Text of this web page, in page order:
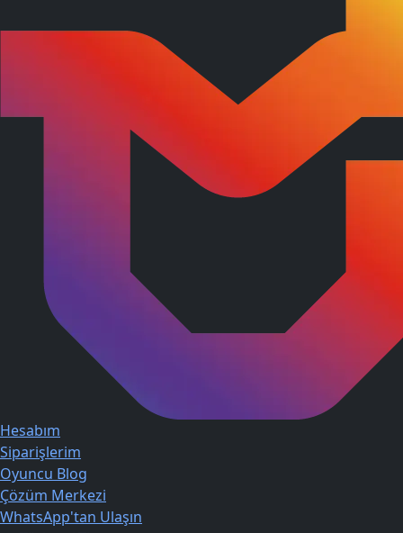
Hesabım
Siparişlerim
Oyuncu Blog
Çözüm Merkezi
WhatsApp'tan Ulaşın